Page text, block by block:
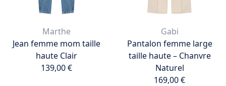
Marthe
Jean femme mom taille
haute Clair
139,00 €
Gabi
Pantalon femme large
taille haute – Chanvre
Naturel
169,00 €